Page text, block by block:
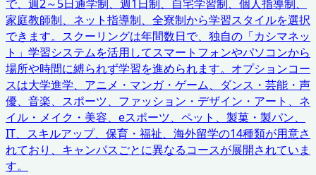
で、週2～5日通学制、週1日制、自宅学習制、個人指導制、
家庭教師制、ネット指導制、全寮制から学習スタイルを選択
できます。スクーリングは年間数日で、独自の「カシマネッ
ト」学習システムを活用してスマートフォンやパソコンから
場所や時間に縛られず学習を進められます。オプションコー
スは大学進学、アニメ・マンガ・ゲーム、ダンス・芸能・声
優、音楽、スポーツ、ファッション・デザイン・アート、ネ
イル・メイク・美容、eスポーツ、ペット、製菓・製パン、
IT、スキルアップ、保育・福祉、海外留学の14種類が用意さ
れており、キャンパスごとに異なるコースが展開されていま
す。